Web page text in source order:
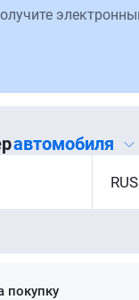
автомобиля
RUS
покупку